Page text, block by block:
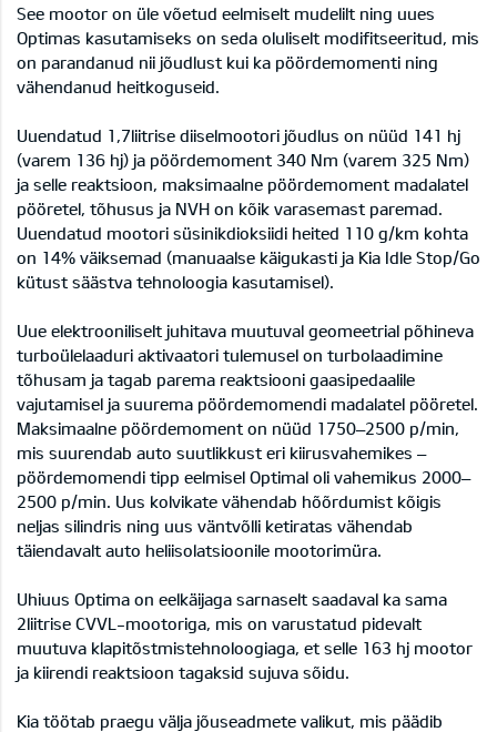
See mootor on üle võetud eelmiselt mudelilt ning uues
Optimas kasutamiseks on seda oluliselt modifitseeritud, mis
on parandanud nii jõudlust kui ka pöördemomenti ning
vähendanud heitkoguseid.
Uuendatud 1,7liitrise diiselmootori jõudlus on nüüd 141 hj
(varem 136 hj) ja pöördemoment 340 Nm (varem 325 Nm)
ja selle reaktsioon, maksimaalne pöördemoment madalatel
pööretel, tõhusus ja NVH on kõik varasemast paremad.
Uuendatud mootori süsinikdioksiidi heited 110 g/km kohta
on 14% väiksemad (manuaalse käigukasti ja Kia Idle Stop/Go
kütust säästva tehnoloogia kasutamisel).
Uue elektrooniliselt juhitava muutuval geomeetrial põhineva
turboülelaaduri aktivaatori tulemusel on turbolaadimine
tõhusam ja tagab parema reaktsiooni gaasipedaalile
vajutamisel ja suurema pöördemomendi madalatel pööretel.
Maksimaalne pöördemoment on nüüd 1750–2500 p/min,
mis suurendab auto suutlikkust eri kiirusvahemikes –
pöördemomendi tipp eelmisel Optimal oli vahemikus 2000–
2500 p/min. Uus kolvikate vähendab hõõrdumist kõigis
neljas silindris ning uus väntvõlli ketiratas vähendab
täiendavalt auto heliisolatsioonile mootorimüra.
Uhiuus Optima on eelkäijaga sarnaselt saadaval ka sama
2liitrise CVVL-mootoriga, mis on varustatud pidevalt
muutuva klapitõstmistehnoloogiaga, et selle 163 hj mootor
ja kiirendi reaktsioon tagaksid sujuva sõidu.
Kia töötab praegu välja jõuseadmete valikut, mis päädib